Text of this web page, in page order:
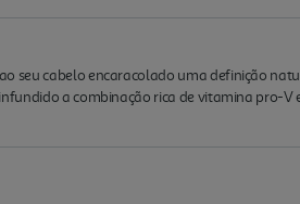
seu cabelo encaracolado uma definição
a combinação rica de vitamina pro-V